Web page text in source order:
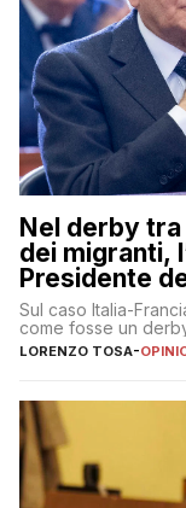
Nel derby tra
dei migranti,
Presidente
Sul caso Italia-
come fosse un
LORENZO TOSA-